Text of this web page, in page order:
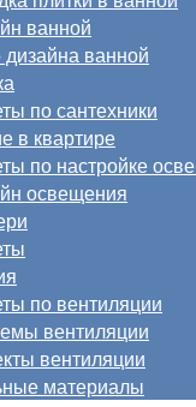
ванной
ванной
по сантехники
в квартире
по настройке
освещения
по вентиляции
вентиляции
вентиляции
материалы